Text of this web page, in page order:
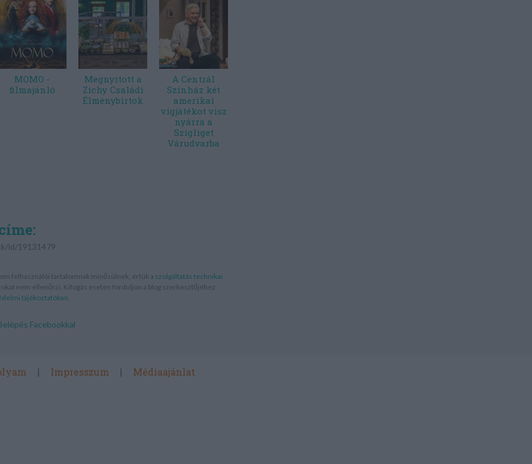
MOMO -
filmajánló
Megnyitott a
Zichy Családi
Élménybirtok
A Centrál
Színház két
amerikai
vígjátékot visz
nyárra a
Szigliget
Várudvarba
id/19131479
felhasználói tartalomnak minősülnek, értük a szolgáltatás technikai
nem ellenőrzi. Kifogás esetén forduljon a blog szerkesztőjéhez.
tájékoztatóban
Facebookkal
Impresszum Médiaajánlat